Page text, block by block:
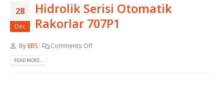
28
Dec
Hidrolik Serisi Otomatik
Rakorlar 707P1
By EBS Comments Off
READ MORE...